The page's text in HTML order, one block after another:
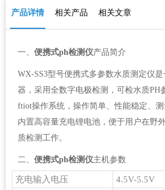
产品详情 相关产品 相关文章
一、 便携式ph检测仪产品简介
WX-SS3型号便携式多参数水质测定仪
器，采用全数字电极检测，可检水质PH
ftiot操作系统，操作简单、性能稳定、测
内置高容量充电锂电池，便于用户在野
质检测工作。
二、 便携式ph检测仪主机参数
充电输入电压
4.5V-5.5V